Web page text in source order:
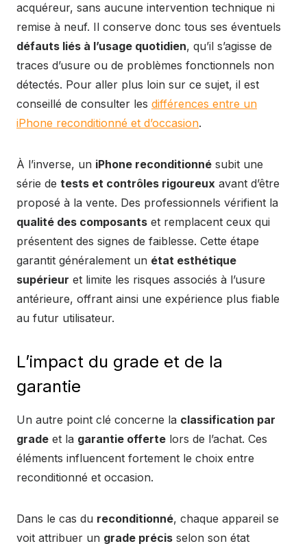
acquéreur, sans aucune intervention technique ni
remise à neuf. Il conserve donc tous ses éventuels
défauts liés à l’usage quotidien, qu’il s’agisse de
traces d’usure ou de problèmes fonctionnels non
détectés. Pour aller plus loin sur ce sujet, il est
conseillé de consulter les différences entre un
iPhone reconditionné et d’occasion.
À l’inverse, un iPhone reconditionné subit une
série de tests et contrôles rigoureux avant d’être
proposé à la vente. Des professionnels vérifient la
qualité des composants et remplacent ceux qui
présentent des signes de faiblesse. Cette étape
garantit généralement un état esthétique
supérieur et limite les risques associés à l’usure
antérieure, offrant ainsi une expérience plus fiable
au futur utilisateur.
L’impact du grade et de la
garantie
Un autre point clé concerne la classification par
grade et la garantie offerte lors de l’achat. Ces
éléments influencent fortement le choix entre
reconditionné et occasion.
Dans le cas du reconditionné, chaque appareil se
voit attribuer un grade précis selon son état